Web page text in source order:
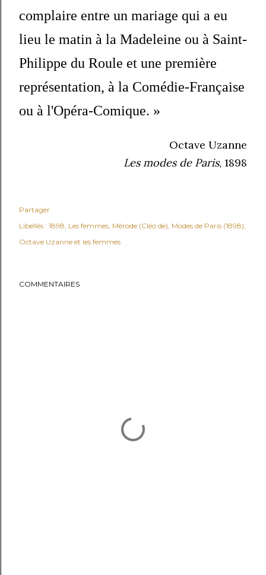
complaire entre un mariage qui a eu
lieu le matin à la Madeleine ou à Saint-
Philippe du Roule et une première
représentation, à la Comédie-Française
ou à l'Opéra-Comique. »
Octave Uzanne
Les modes de Paris, 1898
Partager
Libellés : 1898 Les femmes Mérode (Cléo de) Modes de Paris (1898)
Octave Uzanne et les femmes
COMMENTAIRES